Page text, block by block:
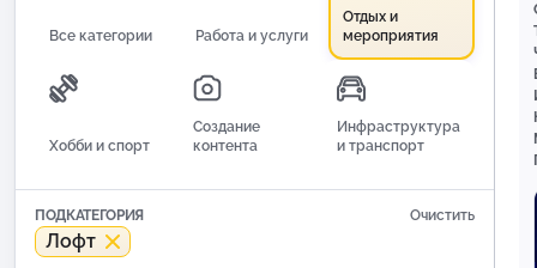
Все категории Работа и услуги
Отдых и
мероприятия
Хобби и спорт
Создание
контента
Инфраструктура
и транспорт
ПОДКАТЕГОРИЯ Очистить
Лофт